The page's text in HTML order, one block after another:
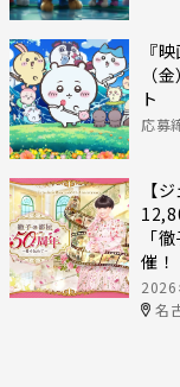
『
（
ト
応募
【
「
催！
2026
名